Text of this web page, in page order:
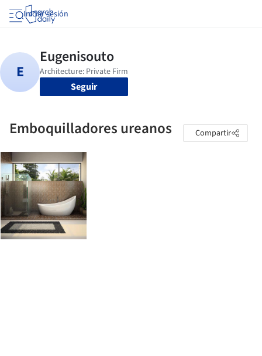
Iniciar sesión
Seguir
Emboquilladores ureanos Compartir